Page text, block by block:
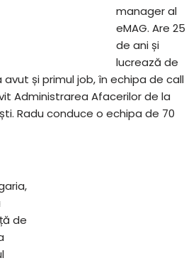
manager al
eMAG. Are 25
de ani și
lucrează de
avut și primul job, în echipa de call
Administrarea Afacerilor de la
Radu conduce o echipa de 70
de